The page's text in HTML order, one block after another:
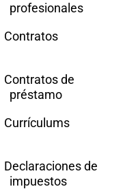
profesionales
Contratos
Contratos de
préstamo
Currículums
Declaraciones de
impuestos